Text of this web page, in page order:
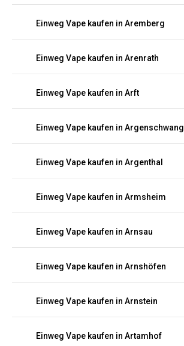
Einweg Vape kaufen in Aremberg
Einweg Vape kaufen in Arenrath
Einweg Vape kaufen in Arft
Einweg Vape kaufen in Argenschwang
Einweg Vape kaufen in Argenthal
Einweg Vape kaufen in Armsheim
Einweg Vape kaufen in Arnsau
Einweg Vape kaufen in Arnshöfen
Einweg Vape kaufen in Arnstein
Einweg Vape kaufen in Artamhof